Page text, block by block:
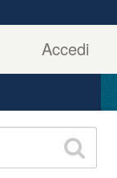
Accedi